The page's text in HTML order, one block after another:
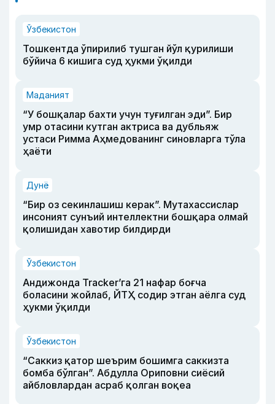
Ўзбекистон
Тошкентда ўпирилиб тушган йўл қурилиши
бўйича 6 кишига суд ҳукми ўқилди
Маданият
“У бошқалар бахти учун туғилган эди”. Бир
умр отасини кутган актриса ва дубльяж
устаси Римма Аҳмедованинг синовларга тўла
ҳаёти
Дунё
“Бир оз секинлашиш керак”. Мутахассислар
инсоният сунъий интеллектни бошқара олмай
қолишидан хавотир билдирди
Ўзбекистон
Андижонда Tracker’га 21 нафар боғча
боласини жойлаб, ЙТҲ содир этган аёлга суд
ҳукми ўқилди
Ўзбекистон
“Саккиз қатор шеърим бошимга саккизта
бомба бўлган”. Абдулла Ориповни сиёсий
айбловлардан асраб қолган воқеа